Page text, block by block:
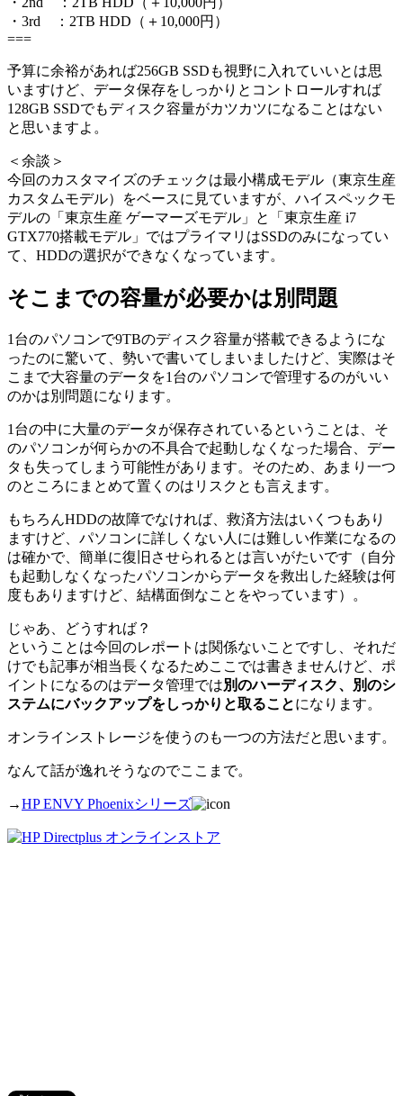
・3rd ：2TB HDD（＋10,000円）
===
予算に余裕があれば256GB SSDも視野に入れていいとは思
いますけど、データ保存をしっかりとコントロールすれば
128GB SSDでもディスク容量がカツカツになることはない
と思いますよ。
＜余談＞
今回のカスタマイズのチェックは最小構成モデル（東京生産
カスタムモデル）をベースに見ていますが、ハイスペックモ
デルの「東京生産 ゲーマーズモデル」と「東京生産 i7
GTX770搭載モデル」ではプライマリはSSDのみになってい
て、HDDの選択ができなくなっています。
そこまでの容量が必要かは別問題
1台のパソコンで9TBのディスク容量が搭載できるようにな
ったのに驚いて、勢いで書いてしまいましたけど、実際はそ
こまで大容量のデータを1台のパソコンで管理するのがいい
のかは別問題になります。
1台の中に大量のデータが保存されているということは、そ
のパソコンが何らかの不具合で起動しなくなった場合、デー
タも失ってしまう可能性があります。そのため、あまり一つ
のところにまとめて置くのはリスクとも言えます。
もちろんHDDの故障でなければ、救済方法はいくつもあり
ますけど、パソコンに詳しくない人には難しい作業になるの
は確かで、簡単に復旧させられるとは言いがたいです（自分
も起動しなくなったパソコンからデータを救出した経験は何
度もありますけど、結構面倒なことをやっています）。
じゃあ、どうすれば？
ということは今回のレポートは関係ないことですし、それだ
けでも記事が相当長くなるためここでは書きませんけど、ポ
イントになるのはデータ管理では別のハーディスク、別のシ
ステムにバックアップをしっかりと取ることになります。
オンラインストレージを使うのも一つの方法だと思います。
なんて話が逸れそうなのでここまで。
→HP ENVY Phoenixシリーズ